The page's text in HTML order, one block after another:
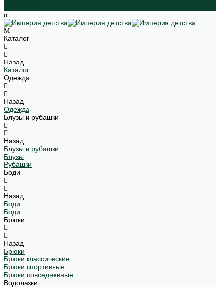
Каталог
Назад
Каталог
Одежда
Назад
Одежда
Блузы и рубашки
Назад
Блузы и рубашки
Блузы
Рубашки
Боди
Назад
Боди
Боди
Брюки
Назад
Брюки
Брюки классические
Брюки спортивные
Брюки повседневные
Водолазки